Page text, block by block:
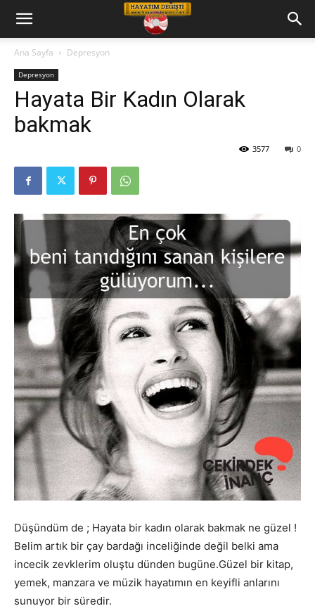
Hayatım
Değişti
leri
Ana Sayfa Depresyon
Depresyon
Hayata Bir Kadın Olarak
bakmak
0
3577
Düşündüm de ; Hayata bir kadın olarak bakmak ne güzel !
Belim artık bir çay bardağı inceliğinde değil belki ama
incecik zevklerim oluştu dünden bugüne.Güzel bir kitap,
yemek, manzara ve müzik hayatımın en keyifli anlarını
sunuyor bir süredir.